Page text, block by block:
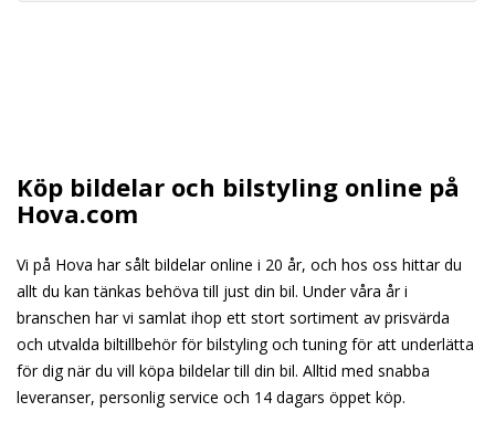
Köp bildelar och bilstyling online på
Hova.com
Vi på Hova har sålt bildelar online i 20 år, och hos oss hittar du
allt du kan tänkas behöva till just din bil. Under våra år i
branschen har vi samlat ihop ett stort sortiment av prisvärda
och utvalda biltillbehör för bilstyling och tuning för att underlätta
för dig när du vill köpa bildelar till din bil. Alltid med snabba
leveranser, personlig service och 14 dagars öppet köp.